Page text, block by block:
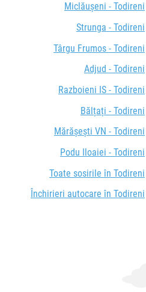
Miclăușeni - Todireni
Strunga - Todireni
Târgu Frumos - Todireni
Adjud - Todireni
Razboieni IS - Todireni
Bălțați - Todireni
Mărășești VN - Todireni
Podu Iloaiei - Todireni
Toate sosirile în Todireni
Închirieri autocare în Todireni